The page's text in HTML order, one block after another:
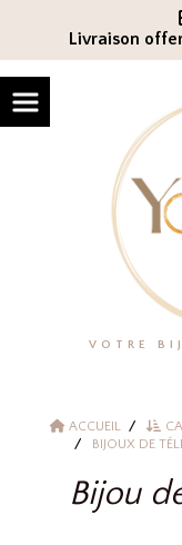
Livraison
VOTRE
ACCUEIL
BIJOUX DE
Bijou
Panneau de gestion